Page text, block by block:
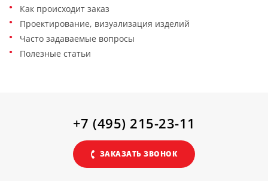
Как происходит заказ
Проектирование, визуализация изделий
Часто задаваемые вопросы
Полезные статьи
+7 (495) 215-23-11
ЗАКАЗАТЬ ЗВОНОК